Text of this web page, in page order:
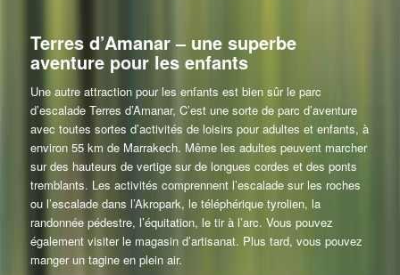
Terres d’Amanar – une superbe
aventure pour les enfants
Une autre attraction pour les enfants est bien sûr le parc
d’escalade Terres d’Amanar, C’est une sorte de parc d’aventure
avec toutes sortes d’activités de loisirs pour adultes et enfants, à
environ 55 km de Marrakech. Même les adultes peuvent marcher
sur des hauteurs de vertige sur de longues cordes et des ponts
tremblants. Les activités comprennent l’escalade sur les roches
ou l’escalade dans l’Akropark, le téléphérique tyrolien, la
randonnée pédestre, l’équitation, le tir à l’arc. Vous pouvez
également visiter le magasin d’artisanat. Plus tard, vous pouvez
manger un tagine en plein air.